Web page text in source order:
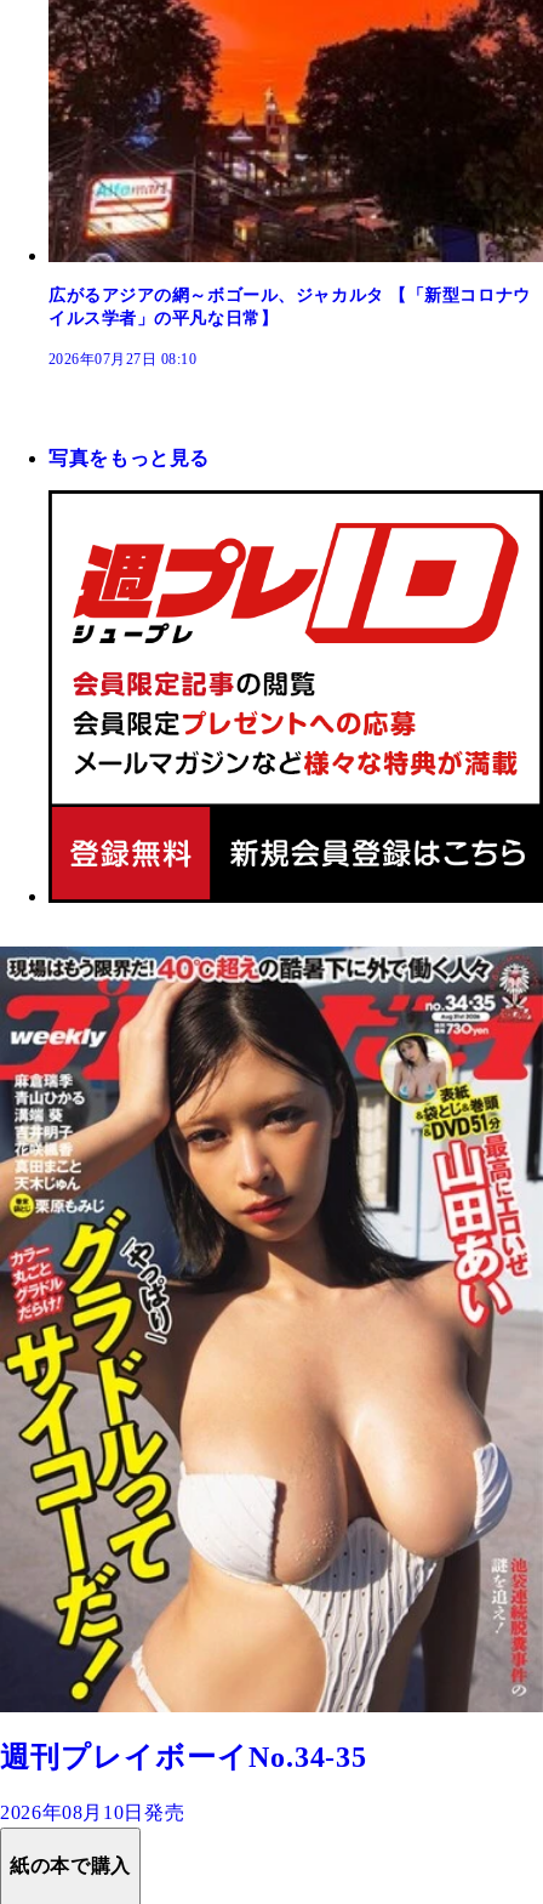
広がるアジアの網～ボゴール、ジャカルタ 【「新型コロナウ
イルス学者」の平凡な日常】
2026年07月27日 08:10
写真をもっと見る
週刊プレイボーイNo.34-35
2026年08月10日発売
紙の本で購入